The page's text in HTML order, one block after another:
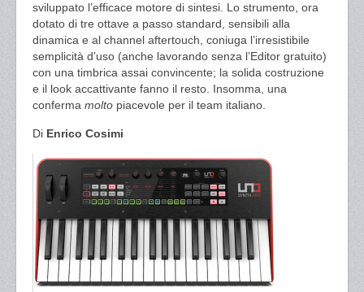
sviluppato l’efficace motore di sintesi. Lo strumento, ora
dotato di tre ottave a passo standard, sensibili alla
dinamica e al channel aftertouch, coniuga l’irresistibile
semplicità d’uso (anche lavorando senza l’Editor gratuito)
con una timbrica assai convincente; la solida costruzione
e il look accattivante fanno il resto. Insomma, una
conferma molto piacevole per il team italiano.
Di Enrico Cosimi